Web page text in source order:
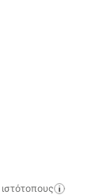
ιστότοπους